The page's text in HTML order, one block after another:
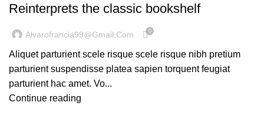
Reinterprets the classic bookshelf
Alvarofrancia99@gmail.com 0
Aliquet parturient scele risque scele risque nibh pretium
parturient suspendisse platea sapien torquent feugiat
parturient hac amet. Vo...
Continue reading